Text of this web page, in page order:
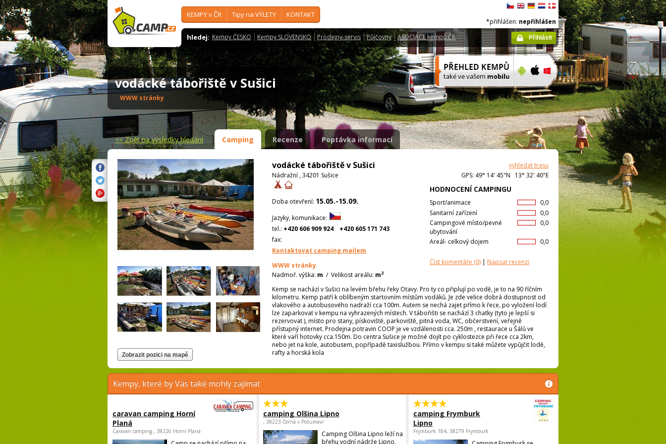
KEMPY v ČR Tipy na VÝLETY KONTAKT
hledej: Kempy ČESKO Kempy SLOVENSKO Prodejny-servis Půjčovny ASOCIACE kempů ČR
*přihlášen: nepřihlášen
Přihlásit
vodácké tábořiště v Sušici
WWW stránky
<<Zpět na výsledky hledání Camping Recenze Poptávka informací
vodácké tábořiště v Sušici
vyhledat trasu
Nádražní , 34201 Sušice
GPS: 49° 14' 45"N 13° 32' 40"E
HODNOCENÍ CAMPINGU
0,0
Sport/animace
0,0
Sanitarní zařízení
0,0
Campingové místo/pevné
ubytování
0,0
Areál- celkový dojem
Číst komentáře (0) | Napsat recenzi
Doba otevření: 15.05.-15.09.
Jazyky, komunikace:
tel.: +420 606 909 924
+420 605 171 743
fax:
Kontaktovat camping mailem
WWW stránky
Nadmoř. výška: m / Velikost areálu: m2
Kemp se nachází v Sušici na levém břehu řeky Otavy. Pro ty co připlují po vodě, je to na 90 říčním
kilometru. Kemp patří k oblíbeným startovním místům vodáků. Je zde velice dobrá dostupnost od
vlakového a autobusového nadraží cca 100m. Autem se nechá zajet přímo k řece, po vyložení lodí
lze zaparkovat v kempu na vyhrazených místech. V tábořišti se nachází 3 chatky (tyto je lepší si
rezervovat ), místo pro stany, pískoviště, parkoviště, pitná voda, WC, občerstvení, veřejně
přístupný internet. Prodejna potravin COOP je ve vzdálenosti cca. 250m , restaurace u Šálů ve
které vaří hotovky cca.150m. Do centra Sušice je možné dojít po cyklostezce při řece cca 2km,
nebo jet na kole, autobusem, popřípadě taxislužbou. Přímo v kempu si také můžete vypůjčit lodě,
rafty a horská kola
Kempy, které by Vás také mohly zajímat
caravan camping Horní
Planá
Caravan camping , 38226 Horní Planá
camping Olšina Lipno
, 38223 Černá v Pošumaví
Camping Olšina Lipno leží na
břehu vodní nádrže Lipno,
camping Frymburk
Lipno
Frymburk 184, 38279 Frymburk